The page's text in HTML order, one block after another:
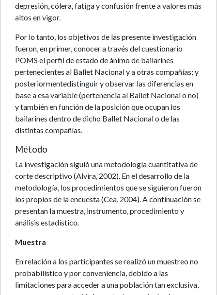
depresión, cólera, fatiga y confusión frente a valores más
altos en vigor.
Por lo tanto, los objetivos de las presente investigación
fueron, en primer, conocer a través del cuestionario
POMS el perfil de estado de ánimo de bailarines
pertenecientes al Ballet Nacional y a otras compañías; y
posteriormentedistinguir y observar las diferencias en
base a esa variable (pertenencia al Ballet Nacional o no)
y también en función de la posición que ocupan los
bailarines dentro de dicho Ballet Nacional o de las
distintas compañías.
Método
La investigación siguió una metodología cuantitativa de
corte descriptivo (Alvira, 2002). En el desarrollo de la
metodología, los procedimientos que se siguieron fueron
los propios de la encuesta (Cea, 2004). A continuación se
presentan la muestra, instrumento, procedimiento y
análisis estadístico.
Muestra
En relación a los participantes se realizó un muestreo no
probabilístico y por conveniencia, debido a las
limitaciones para acceder a una población tan exclusiva,